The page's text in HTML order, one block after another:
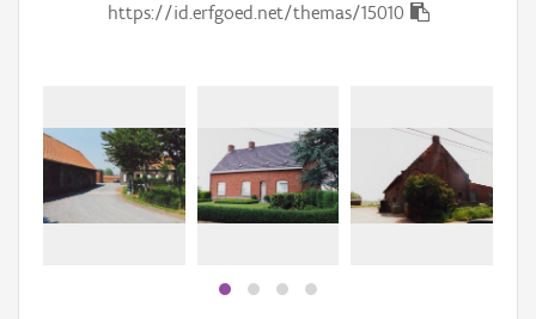
Gebeurtenis
Persoon of collectief
https://id.erfgoed.net/themas/15010